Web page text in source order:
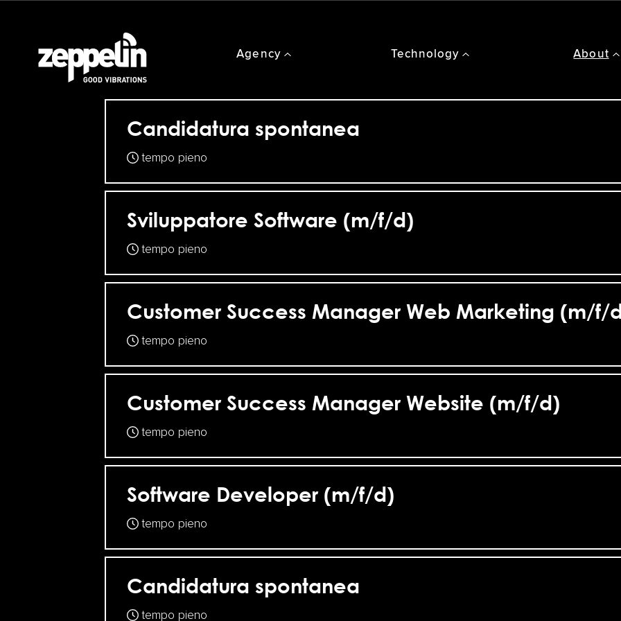
Agency
Technology
About
Candidatura spontanea
tempo pieno
Sviluppatore Software (m/f/d)
tempo pieno
Customer Success Manager Web Marketing (m/f/
tempo pieno
Customer Success Manager Website (m/f/d)
tempo pieno
Software Developer (m/f/d)
tempo pieno
Candidatura spontanea
tempo pieno